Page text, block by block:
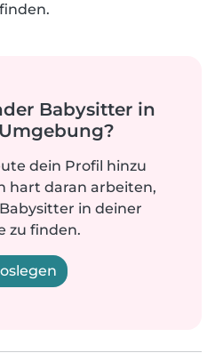
finden.
Babysitter in
dein Profil hinzu
hart daran arbeiten,
in deiner
zu finden.